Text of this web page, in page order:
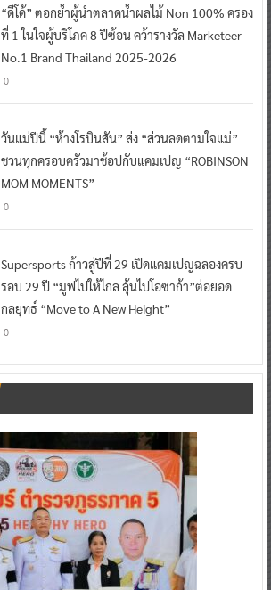
“ดีโด้” ตอกย้ำผู้นำตลาดน้ำผลไม้ Non 100% ครอง
ที่ 1 ในใจผู้บริโภค 8 ปีซ้อน คว้ารางวัล Marketeer
No.1 Brand Thailand 2025-2026
0
วันแม่ปีนี้ “ห้างโรบินสัน” ส่ง “ส่วนลดตามใจแม่”
ชวนทุกครอบครัวมาช้อปกับแคมเปญ “ROBINSON
MOM MOMENTS”
0
Supersports ก้าวสู่ปีที่ 29 เปิดแคมเปญฉลองครบ
รอบ 29 ปี “มูฟไปให้ไกล ลุ้นไปโอซาก้า”ต่อยอด
กลยุทธ์ “Move to A New Height”
0